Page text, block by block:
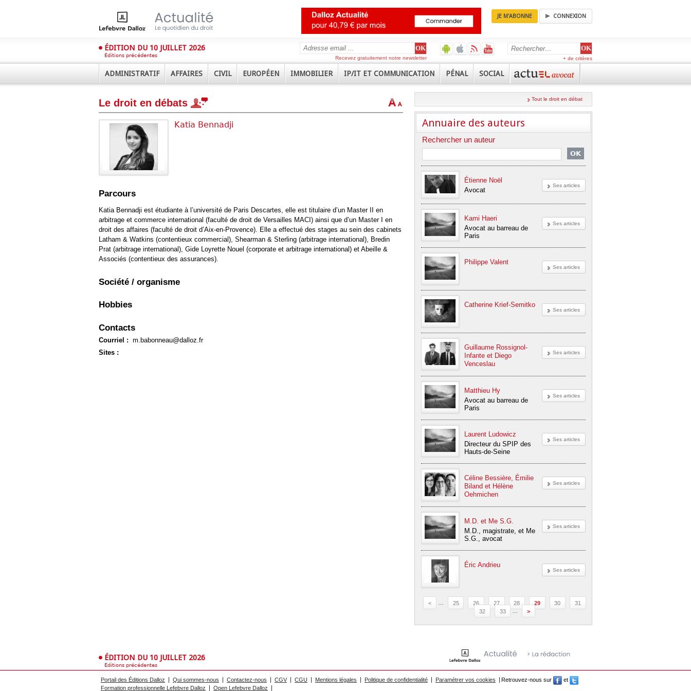
JE M'ABONNE CONNEXION
ÉDITION DU 10 JUILLET 2026
Éditions précédentes
+ de critères
Recevez gratuitement notre newsletter
ADMINISTRATIF AFFAIRES CIVIL EUROPÉEN IMMOBILIER IP/IT ET COMMUNICATION PÉNAL SOCIAL
Le droit en débats
Katia Bennadji
Parcours
Katia Bennadji est étudiante à l’université de Paris Descartes, elle est titulaire d’un Master II en
arbitrage et commerce international (faculté de droit de Versailles MACI) ainsi que d’un Master I en
droit des affaires (faculté de droit d’Aix-en-Provence). Elle a effectué des stages au sein des cabinets
Latham & Watkins (contentieux commercial), Shearman & Sterling (arbitrage international), Bredin
Prat (arbitrage international), Gide Loyrette Nouel (corporate et arbitrage international) et Abeille &
Associés (contentieux des assurances).
Société / organisme
Hobbies
Contacts
Courriel : m.babonneau@dalloz.fr
Sites :
Tout le droit en débat
Annuaire des auteurs
Rechercher un auteur
Ses articles
Étienne Noël
Avocat
Ses articles
Kami Haeri
Avocat au barreau de
Paris
Ses articles
Philippe Valent
Ses articles
Catherine Krief-Semitko
Ses articles
Guillaume Rossignol-
Infante et Diego
Venceslau
Ses articles
Matthieu Hy
Avocat au barreau de
Paris
Ses articles
Laurent Ludowicz
Directeur du SPIP des
Hauts-de-Seine
Ses articles
Céline Bessière, Émilie
Biland et Hélène
Oehmichen
Ses articles
M.D. et Me S.G.
M.D., magistrate, et Me
S.G., avocat
Ses articles
Éric Andrieu
< 25 26 27 28 29 30
31
32
33 >
ÉDITION DU 10 JUILLET 2026
Éditions précédentes
Portail des Éditions Dalloz Qui sommes-nous Contactez-nous CGV CGU Mentions légales Politique de confidentialité Paramétrer vos cookies Retrouvez-nous sur
et
Formation professionnelle Lefebvre Dalloz
Open Lefebvre Dalloz